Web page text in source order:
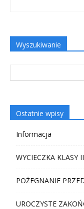
Wyszukiwanie
Ostatnie wpisy
Informacja
WYCIECZKA
POŻEGNANIE
UROCZYSTE